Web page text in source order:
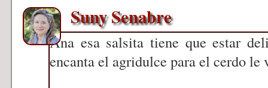
Suny Senabre
Ana esa salsita tiene que estar
encanta el agridulce para el cerdo le